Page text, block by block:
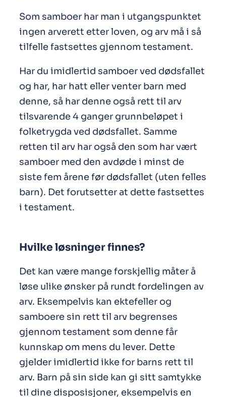
Som samboer har man i utgangspunktet
ingen arverett etter loven, og arv må i så
tilfelle fastsettes gjennom testament.
Har du imidlertid samboer ved dødsfallet
og har, har hatt eller venter barn med
denne, så har denne også rett til arv
tilsvarende 4 ganger grunnbeløpet i
folketrygda ved dødsfallet. Samme
retten til arv har også den som har vært
samboer med den avdøde i minst de
siste fem årene før dødsfallet (uten felles
barn). Det forutsetter at dette fastsettes
i testament.
Hvilke løsninger finnes?
Det kan være mange forskjellig måter å
løse ulike ønsker på rundt fordelingen av
arv. Eksempelvis kan ektefeller og
samboere sin rett til arv begrenses
gjennom testament som denne får
kunnskap om mens du lever. Dette
gjelder imidlertid ikke for barns rett til
arv. Barn på sin side kan gi sitt samtykke
til dine disposisjoner, eksempelvis en